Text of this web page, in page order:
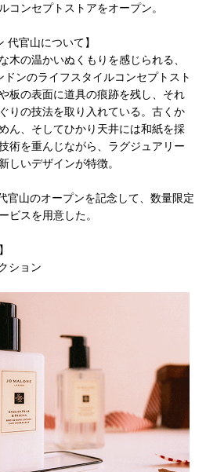
コンセプトストアをオープン。
代官山について】
木の温かいぬくもりを感じられる、
ンのライフスタイルコンセプトスト
板の表面に道具の痕跡を残し、それ
りの技法を取り入れている。古くか
ん、そしてひかり天井には和紙を採
術を重んじながら、ラグジュアリー
しいデザインが特徴。
官山のオープンを記念して、数量限定
ビスを用意した。
ション